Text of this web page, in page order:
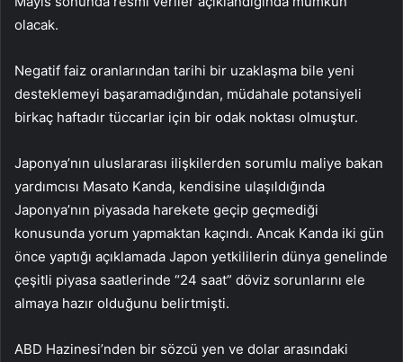
olacak.
Negatif faiz oranlarından tarihi bir uzaklaşma bile yeni
desteklemeyi başaramadığından, müdahale potansiyeli
birkaç haftadır tüccarlar için bir odak noktası olmuştur.
Japonya’nın uluslararası ilişkilerden sorumlu maliye bakan
yardımcısı Masato Kanda, kendisine ulaşıldığında
Japonya’nın piyasada harekete geçip geçmediği
konusunda yorum yapmaktan kaçındı. Ancak Kanda iki gün
önce yaptığı açıklamada Japon yetkililerin dünya genelinde
çeşitli piyasa saatlerinde “24 saat” döviz sorunlarını ele
almaya hazır olduğunu belirtmişti.
ABD Hazinesi’nden bir sözcü yen ve dolar arasındaki